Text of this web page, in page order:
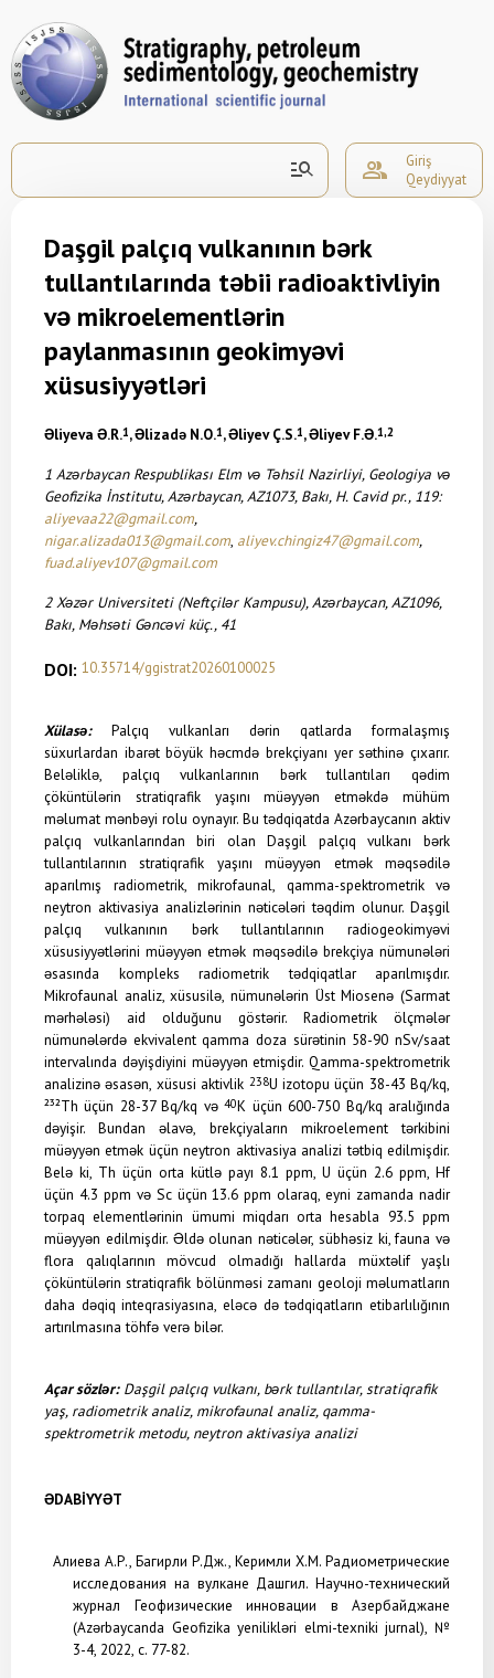
manage_search group
Giriş
Qeydiyyat
Daşgil palçıq vulkanının bərk
tullantılarında təbii radioaktivliyin
və mikroelementlərin
paylanmasının geokimyəvi
xüsusiyyətləri
Əliyeva Ə.R.1, Əlizadə N.O.1, Əliyev Ç.S.1, Əliyev F.Ə.1,2
1 Azərbaycan Respublikası Elm və Təhsil Nazirliyi, Geologiya və
Geofizika İnstitutu, Azərbaycan,AZ1073, Bakı, H. Cavid pr., 119:
aliyevaa22@gmail.com,
nigar.alizada013@gmail.com, aliyev.chingiz47@gmail.com,
fuad.aliyev107@gmail.com
2Xəzər Universiteti (Neftçilər Kampusu), Azərbaycan,AZ1096,
Bakı, Məhsəti Gəncəvi küç., 41
DOI: 10.35714/ggistrat20260100025
Xülasə:
Palçıq vulkanları dərin qatlarda formalaşmış
süxurlardan ibarət böyük həcmdə brekçiyanı yer səthinə çıxarır.
Beləliklə, palçıq vulkanlarının bərk tullantıları qədim
çöküntülərin stratiqrafik yaşını müəyyən etməkdə mühüm
məlumat mənbəyi rolu oynayır. Bu tədqiqatda Azərbaycanın aktiv
palçıq vulkanlarından biri olan Daşgil palçıq vulkanı bərk
tullantılarının stratiqrafik yaşını müəyyən etmək məqsədilə
aparılmış radiometrik, mikrofaunal, qamma-spektrometrik və
neytron aktivasiya analizlərinin nəticələri təqdim olunur. Daşgil
palçıq vulkanının bərk tullantılarının radiogeokimyəvi
xüsusiyyətlərini müəyyən etmək məqsədilə brekçiya nümunələri
əsasında kompleks radiometrik tədqiqatlar aparılmışdır.
Mikrofaunal analiz, xüsusilə, nümunələrin Üst Miosenə (Sarmat
mərhələsi) aid olduğunu göstərir. Radiometrik ölçmələr
nümunələrdə ekvivalent qamma doza sürətinin 58-90 nSv/saat
intervalında dəyişdiyini müəyyən etmişdir. Qamma-spektrometrik
analizinə əsasən, xüsusi aktivlik 238U izotopu üçün 38-43 Bq/kq,
²³²Th üçün 28-37 Bq/kq və40K üçün 600-750 Bq/kq aralığında
dəyişir. Bundan əlavə, brekçiyaların mikroelement tərkibini
müəyyən etmək üçün neytron aktivasiya analizi tətbiq edilmişdir.
Belə ki, Th üçün orta kütlə payı 8.1 ppm, U üçün 2.6 ppm, Hf
üçün 4.3 ppm və Sc üçün 13.6 ppm olaraq, eyni zamanda nadir
torpaq elementlərinin ümumi miqdarı orta hesabla 93.5 ppm
müəyyən edilmişdir. Əldə olunan nəticələr, sübhəsiz ki, fauna və
flora qalıqlarının mövcud olmadığı hallarda müxtəlif yaşlı
çöküntülərin stratiqrafik bölünməsi zamanı geoloji məlumatların
daha dəqiq inteqrasiyasına, eləcə də tədqiqatların etibarlılığının
artırılmasına töhfə verə bilər.
Açar sözlər: Daşgil palçıq vulkanı, bərk tullantılar, stratiqrafik
yaş, radiometrik analiz, mikrofaunal analiz, qamma-
spektrometrik metodu, neytron aktivasiya analizi
ƏDABİYYƏT
Алиева А.Р., Багирли Р.Дж., Керимли Х.М. Радиометрические
исследования на вулкане Дашгил. Научно-технический
журнал Геофизические инновации в Азербайджане
(Azərbaycanda Geofizika yenilikləri elmi-texniki jurnal), №
3-4, 2022, c. 77-82.